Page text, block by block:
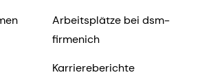
Arbeitsplätze bei dsm-
firmenich
Karriereberichte